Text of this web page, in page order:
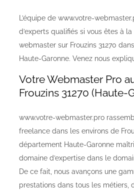
L’équipe de www.votre-
d’experts qualifiés si vous êtes à la
webmaster sur Frouzins 31270
Haute-Garonne. Venez nous
Votre Webmaster Pro
Frouzins 31270 (Haute-
www.votre-webmaster.pro
freelance dans les environs de
département Haute-Garonne
domaine d’expertise dans le
De ce fait, nous avançons une
prestations dans tous les métiers,